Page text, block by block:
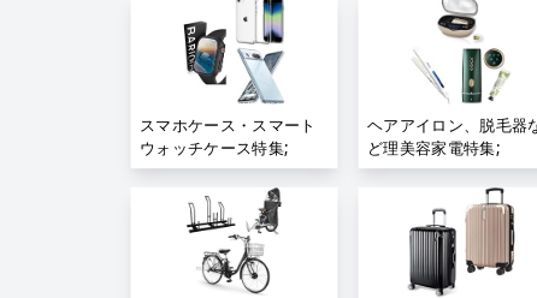
スマホケース・スマート
ウォッチケース特集;
ヘアアイロン、脱毛器
ど理美容家電特集;